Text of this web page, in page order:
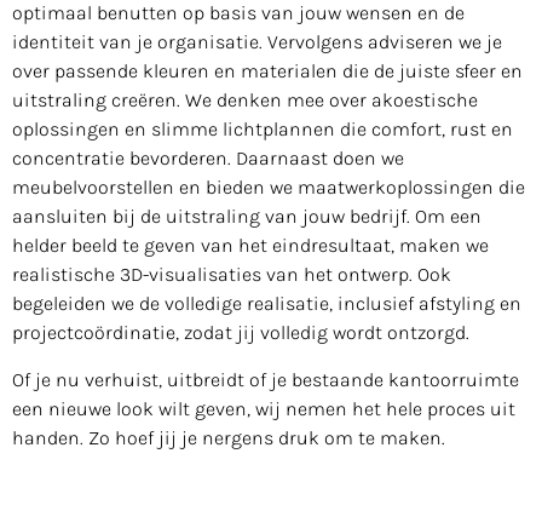
optimaal benutten op basis van jouw wensen en de
identiteit van je organisatie. Vervolgens adviseren we je
over passende kleuren en materialen die de juiste sfeer en
uitstraling creëren. We denken mee over akoestische
oplossingen en slimme lichtplannen die comfort, rust en
concentratie bevorderen. Daarnaast doen we
meubelvoorstellen en bieden we maatwerkoplossingen die
aansluiten bij de uitstraling van jouw bedrijf. Om een
helder beeld te geven van het eindresultaat, maken we
realistische 3D-visualisaties van het ontwerp. Ook
begeleiden we de volledige realisatie, inclusief afstyling en
projectcoördinatie, zodat jij volledig wordt ontzorgd.
Of je nu verhuist, uitbreidt of je bestaande kantoorruimte
een nieuwe look wilt geven, wij nemen het hele proces uit
handen. Zo hoef jij je nergens druk om te maken.